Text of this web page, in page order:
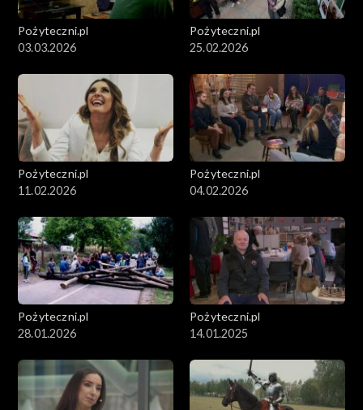
Pożyteczni.pl
03.03.2026
Pożyteczni.pl
25.02.2026
Pożyteczni.pl
11.02.2026
Pożyteczni.pl
04.02.2026
Pożyteczni.pl
28.01.2026
Pożyteczni.pl
14.01.2025